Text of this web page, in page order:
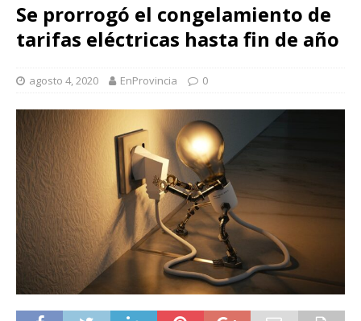
Se prorrogó el congelamiento de
tarifas eléctricas hasta fin de año
agosto 4, 2020 EnProvincia 0